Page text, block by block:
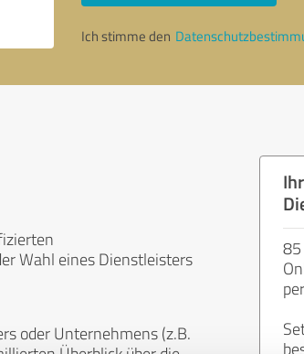
Ich stimme den
Wahl eines Dienstleisters
oder Unternehmens (z.B.
85